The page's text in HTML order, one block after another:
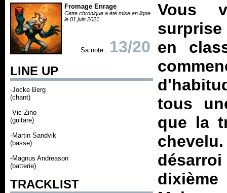
Fromage Enrage
Cette chronique a été mise en ligne
le 01 juin 2021
Sa note : 13/20
LINE UP
-Jocke Berg
(chant)
-Vic Zino
(guitare)
-Martin Sandvik
(basse)
-Magnus Andreason
(batterie)
TRACKLIST
Vous
en
tous
que la
dixième